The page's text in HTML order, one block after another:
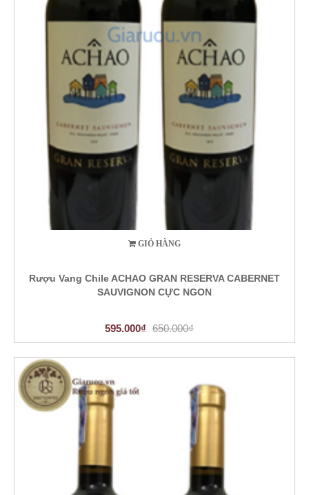
GIỎ HÀNG
Rượu Vang Chile ACHAO GRAN RESERVA CABERNET
SAUVIGNON CỰC NGON
595.000₫ 650.000₫